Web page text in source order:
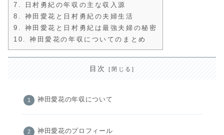
7.
日村勇紀の年収の主な収入源
8.
神田愛花と日村勇紀の夫婦生活
9.
神田愛花と日村勇紀は最強夫婦の秘密
10.
神田愛花の年収についてのまとめ
目次
神田愛花の年収について
神田愛花のプロフィール